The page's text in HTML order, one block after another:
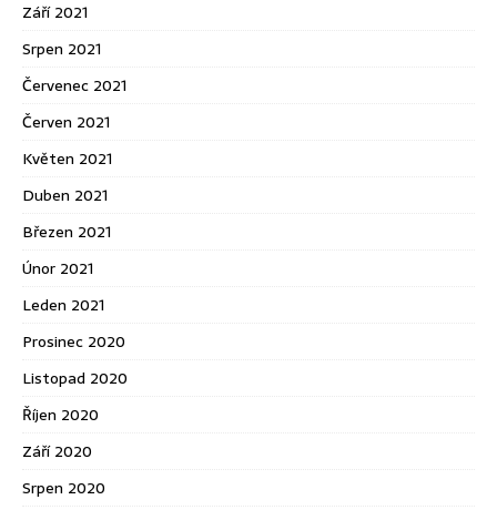
Září 2021
Srpen 2021
Červenec 2021
Červen 2021
Květen 2021
Duben 2021
Březen 2021
Únor 2021
Leden 2021
Prosinec 2020
Listopad 2020
Říjen 2020
Září 2020
Srpen 2020